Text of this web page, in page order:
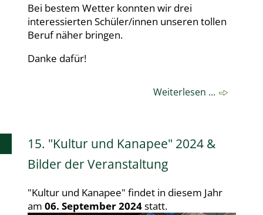
Bei bestem Wetter konnten wir drei
interessierten Schüler/innen unseren tollen
Beruf näher bringen.
Danke dafür!
Weiterlesen ...
15. "Kultur und Kanapee" 2024 &
Bilder der Veranstaltung
"Kultur und Kanapee" findet in diesem Jahr
am 06. September 2024statt.